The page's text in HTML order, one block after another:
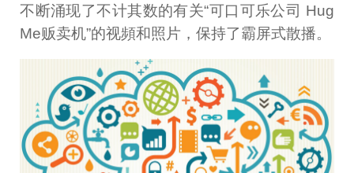
不断涌现了不计其数的有关“可口可乐公司 Hug
Me贩卖机”的视頻和照片，保持了霸屏式散播。